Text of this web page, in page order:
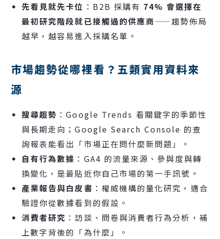
先看見就先卡位 ：B2B 採購有 74% 會選擇在
最初研究階段就已接觸過的供應商——趨勢佈局
越早，越容易進入採購名單。
市場趨勢從哪裡看？五類實用資料來
源
搜尋趨勢 ：Google Trends 看關鍵字的季節性
與長期走向；Google Search Console 的查
詢報表能看出「市場正在問什麼新問題」。
自有行為數據 ： GA4 的流量來源、參與度與轉
換變化，是最貼近你自己市場的第一手訊號。
產業報告與白皮書 ：權威機構的量化研究，適合
驗證你從數據看到的假設。
消費者研究 ：訪談、問卷與消費者行為分析 ，補
上數字背後的「為什麼」。